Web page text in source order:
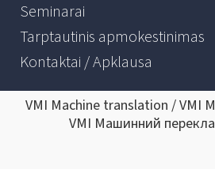
Seminarai
Tarptautinis apmokestinimas
Kontaktai / Apklausa
VMI Machine translation / VMI
VMI Машинний